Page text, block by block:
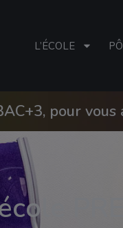
L’ÉCOLE
pour